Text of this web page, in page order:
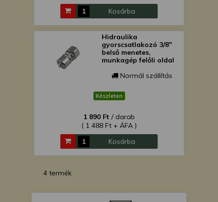
Kosárba
Hidraulika
gyorscsatlakozó 3/8"
belső menetes,
munkagép felőli oldal
Normál szállítás
Készleten
1 890 Ft / darab
( 1 488 Ft + ÁFA )
Kosárba
4 termék